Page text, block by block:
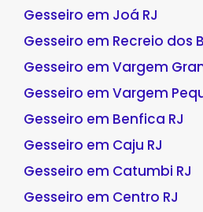
Gesseiro em Joá RJ
Gesseiro em Recreio dos
Gesseiro em Vargem
Gesseiro em Vargem
Gesseiro em Benfica RJ
Gesseiro em Caju RJ
Gesseiro em Catumbi RJ
Gesseiro em Centro RJ